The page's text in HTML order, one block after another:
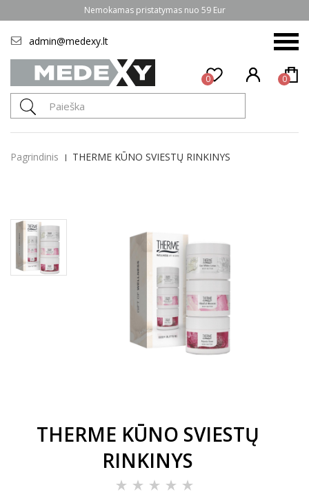
Nemokamas pristatymas nuo 59 Eur
admin@medexy.lt
0 0
Pagrindinis THERME KŪNO SVIESTŲ RINKINYS
THERME KŪNO SVIESTŲ
RINKINYS